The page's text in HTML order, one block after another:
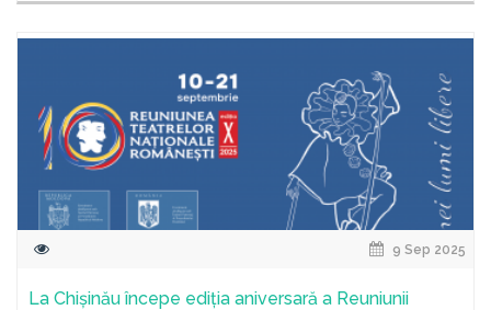
9 Sep 2025
La Chișinău începe ediția aniversară a Reuniunii